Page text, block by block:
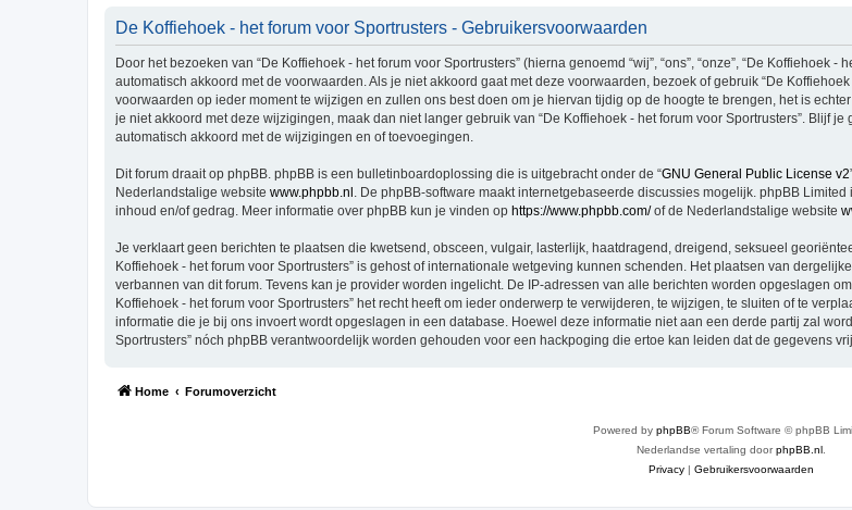
De Koffiehoek - het forum voor Sportrusters - Gebruikersvoorwaarden
Door het bezoeken van “De Koffiehoek - het forum voor Sportrusters” (hierna genoemd “wij”, “ons”, “onze”, “De Koffiehoek -
automatisch akkoord met de voorwaarden. Als je niet akkoord gaat met deze voorwaarden, bezoek of gebruik “De
voorwaarden op ieder moment te wijzigen en zullen ons best doen om je hiervan tijdig op de hoogte te brengen, het is
je niet akkoord met deze wijzigingen, maak dan niet langer gebruik van “De Koffiehoek - het forum voor Sportrusters”. Blijf
automatisch akkoord met de wijzigingen en of toevoegingen.
Dit forum draait op phpBB. phpBB is een bulletinboardoplossing die is uitgebracht onder de “GNU General Public License v2
Nederlandstalige website www.phpbb.nl . De phpBB-software maakt internetgebaseerde discussies mogelijk. phpBB
inhoud en/of gedrag. Meer informatie over phpBB kun je vinden op https://www.phpbb.com/of de Nederlandstalige website
Je verklaart geen berichten te plaatsen die kwetsend, obsceen, vulgair, lasterlijk, haatdragend, dreigend, seksueel
Koffiehoek - het forum voor Sportrusters” is gehost of internationale wetgeving kunnen schenden. Het plaatsen van
verbannen van dit forum. Tevens kan je provider worden ingelicht. De IP-adressen van alle berichten worden opgeslagen
Koffiehoek - het forum voor Sportrusters” het recht heeft om ieder onderwerp te verwijderen, te wijzigen, te sluiten of te
informatie die je bij ons invoert wordt opgeslagen in een database. Hoewel deze informatie niet aan een derde partij zal
Sportrusters” nóch phpBB verantwoordelijk worden gehouden voor een hackpoging die ertoe kan leiden dat de gegevens
Home Forumoverzicht
Powered by phpBB® Forum Software © phpBB
Nederlandse vertaling doorphpBB.nl
Privacy | Gebruikersvoorwaarden